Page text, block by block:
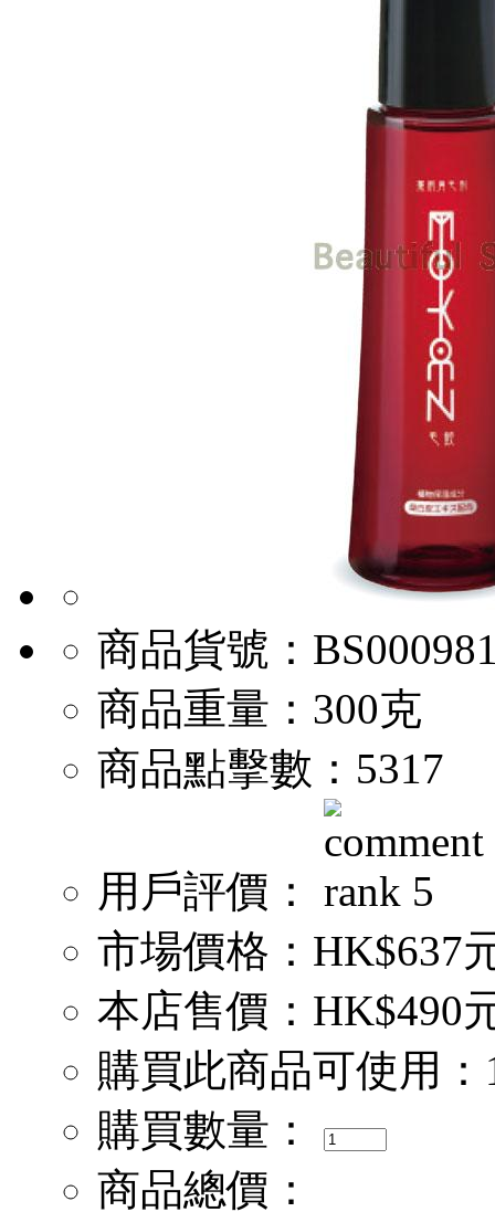
商品貨號：
商品重量： 300克
商品點擊數： 5317
用戶評價：
市場價格： HK$637
本店售價： HK$490
購買此商品可使用：
購買數量：
商品總價：